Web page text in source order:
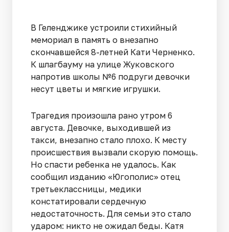
В Геленджике устроили стихийный
мемориал в память о внезапно
скончавшейся 8-летней Кати Черненко.
К шлагбауму на улице Жуковского
напротив школы №6 подруги девочки
несут цветы и мягкие игрушки.
Трагедия произошла рано утром 6
августа. Девочке, выходившей из
такси, внезапно стало плохо. К месту
происшествия вызвали скорую помощь.
Но спасти ребенка не удалось. Как
сообщил изданию «Югополис» отец
третьеклассницы, медики
констатировали сердечную
недостаточность. Для семьи это стало
ударом: никто не ожидал беды. Катя